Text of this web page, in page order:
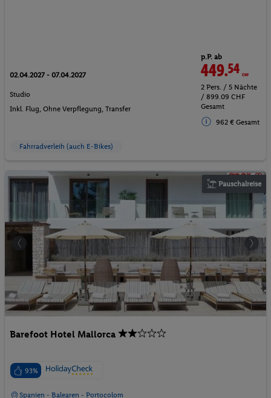
02.04.2027 - 07.04.2027
Studio
Inkl. Flug, Ohne Verpflegung, Transfer
p.P. ab
449.54CHF
2 Pers. / 5 Nächte
/ 899.09 CHF
Gesamt
962 € Gesamt
Fahrradverleih (auch E-Bikes)
Pauschalreise
Barefoot Hotel Mallorca
93%
Spanien - Balearen - Portocolom